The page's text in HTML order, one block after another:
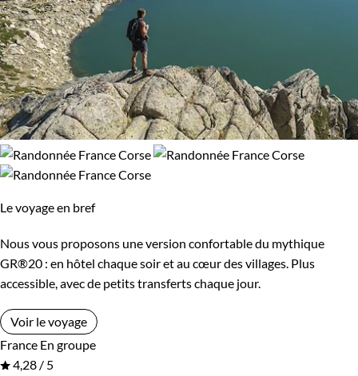
Le voyage en bref
Nous vous proposons une version confortable du mythique
GR®20 : en hôtel chaque soir et au cœur des villages. Plus
accessible, avec de petits transferts chaque jour.
Voir le voyage
France En groupe
4,28 / 5